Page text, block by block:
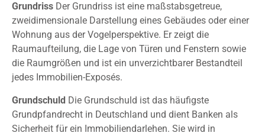
Grundriss Der Grundriss ist eine maßstabsgetreue,
zweidimensionale Darstellung eines Gebäudes oder einer
Wohnung aus der Vogelperspektive. Er zeigt die
Raumaufteilung, die Lage von Türen und Fenstern sowie
die Raumgrößen und ist ein unverzichtbarer Bestandteil
jedes Immobilien-Exposés.
Grundschuld Die Grundschuld ist das häufigste
Grundpfandrecht in Deutschland und dient Banken als
Sicherheit für ein Immobiliendarlehen. Sie wird in